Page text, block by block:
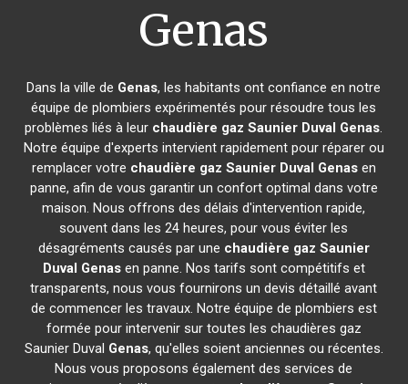
Genas
Dans la ville de Genas, les habitants ont confiance en notre
équipe de plombiers expérimentés pour résoudre tous les
problèmes liés à leur chaudière gaz Saunier Duval Genas.
Notre équipe d'experts intervient rapidement pour réparer ou
remplacer votre chaudière gaz Saunier Duval Genasen
panne, afin de vous garantir un confort optimal dans votre
maison. Nous offrons des délais d'intervention rapide,
souvent dans les 24 heures, pour vous éviter les
désagréments causés par une chaudière gaz Saunier
Duval Genasen panne. Nos tarifs sont compétitifs et
transparents, nous vous fournirons un devis détaillé avant
de commencer les travaux. Notre équipe de plombiers est
formée pour intervenir sur toutes les chaudières gaz
Saunier Duval Genas, qu'elles soient anciennes ou récentes.
Nous vous proposons également des services de